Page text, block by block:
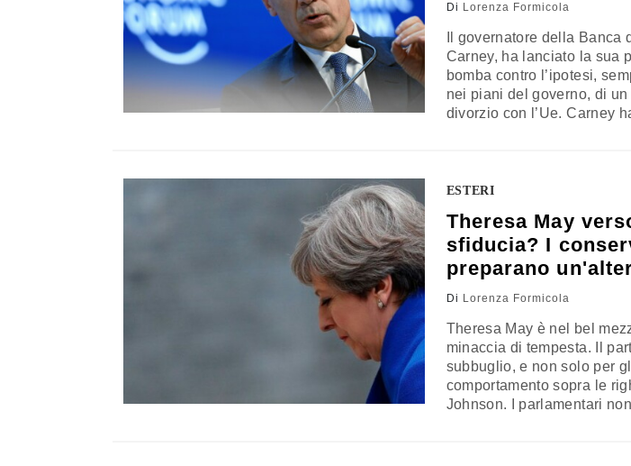
Di Lorenza Formicola
Il governatore della Banca
Carney, ha lanciato la sua
bomba contro l’ipotesi,
nei piani del governo, di un
divorzio con l’Ue. Carney
finanziario del 2008. In
ESTERI
Theresa May
sfiducia? I
preparano
Di Lorenza Formicola
Theresa May è nel bel
minaccia di tempesta. Il
subbuglio, e non solo per
comportamento sopra le
Johnson. I parlamentari